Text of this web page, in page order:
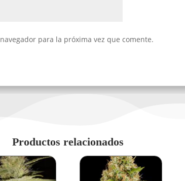
para la próxima vez que comente.
Productos relacionados